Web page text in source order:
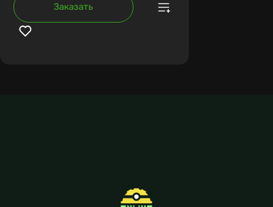
Заказать